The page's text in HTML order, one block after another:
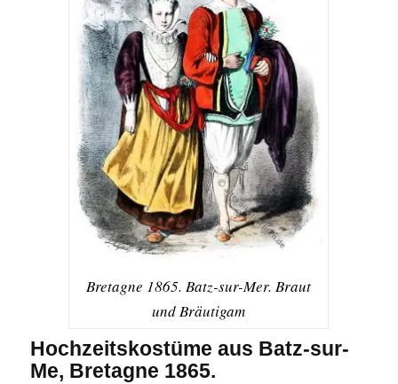
Bretagne 1865. Batz-sur-Mer. Braut
und Bräutigam
Hochzeitskostüme aus Batz-sur-
Me, Bretagne 1865.